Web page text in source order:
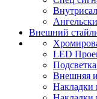
Внешний
LED
Внешняя и
Накладки